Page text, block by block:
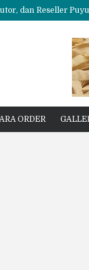
dan Reseller
kg
Unggul untuk
ORDER